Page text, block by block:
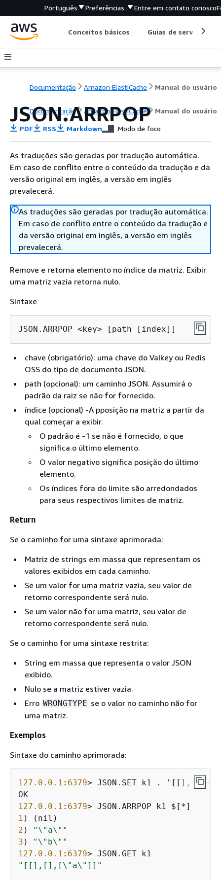
Português Preferências Entre em contato conosco
Conceitos básicos Guias de serviço
Documentação Amazon ElastiCache Manual do usuário
Documentação Amazon ElastiCache Manual do usuário
JSON.ARRPOP
PDF RSS Markdown Modo de foco
As traduções são geradas por tradução automática.
Em caso de conflito entre o conteúdo da tradução e da
versão original em inglês, a versão em inglês
prevalecerá.
As traduções são geradas por tradução automática.
Em caso de conflito entre o conteúdo da tradução e
da versão original em inglês, a versão em inglês
prevalecerá.
Remove e retorna elemento no índice da matriz. Exibir
uma matriz vazia retorna nulo.
Sintaxe
JSON.ARRPOP <key> [path [index]]
chave (obrigatório): uma chave do Valkey ou Redis
OSS do tipo de documento JSON.
path (opcional): um caminho JSON. Assumirá o
padrão da raiz se não for fornecido.
índice (opcional) -A pposição na matriz a partir da
qual começar a exibir.
O padrão é -1 se não é fornecido, o que
significa o último elemento.
O valor negativo significa posição do último
elemento.
Os índices fora do limite são arredondados
para seus respectivos limites de matriz.
Return
Se o caminho for uma sintaxe aprimorada:
Matriz de strings em massa que representam os
valores exibidos em cada caminho.
Se um valor for uma matriz vazia, seu valor de
retorno correspondente será nulo.
Se um valor não for uma matriz, seu valor de
retorno correspondente será nulo.
Se o caminho for uma sintaxe restrita:
String em massa que representa o valor JSON
exibido.
Nulo se a matriz estiver vazia.
Erro WRONGTYPE se o valor no caminho não for
uma matriz.
Exemplos
Sintaxe do caminho aprimorada:
127.0 .0 .1 : 6379> JSON.SET k1 . '[[], ["a"
127.0 .0 .1 : 6379
1
2 )
"\"a\""
3 )
"\"b\""
127.0 .0 .1 : 6379
"[[],[],[\"a\"]]"